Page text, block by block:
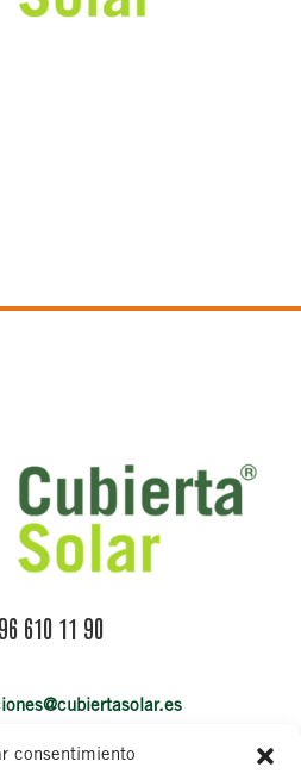
consentimiento
96 610 11 90